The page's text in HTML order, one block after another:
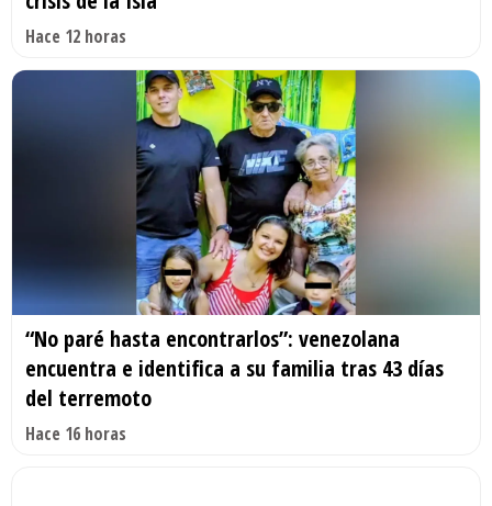
Hace 12 horas
“No paré hasta encontrarlos”: venezolana
encuentra e identifica a su familia tras 43 días
del terremoto
Hace 16 horas